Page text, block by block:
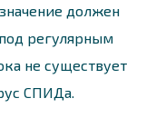
должен
регулярным
не существует
СПИДа.